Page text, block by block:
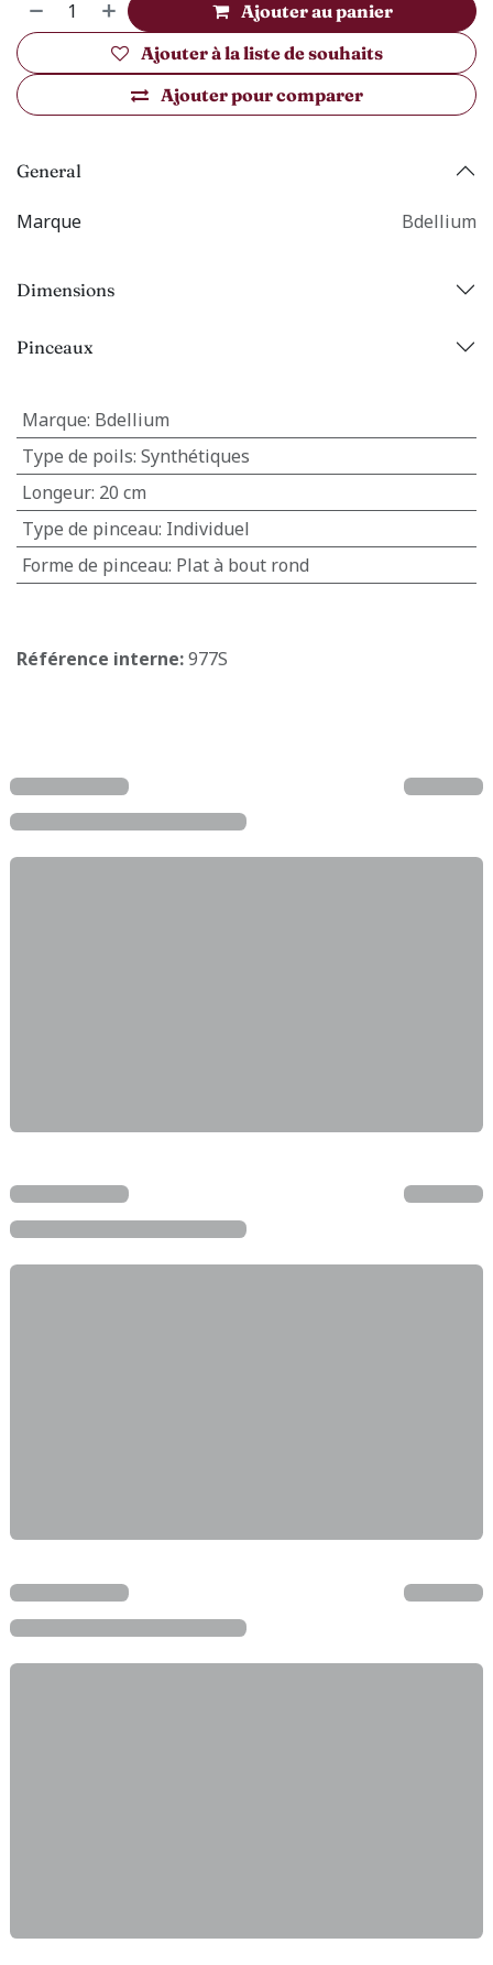
Ajouter au panier
Ajouter pour comparer
Ajouter à la liste de souhaits
General
Marque Bdellium
Dimensions
Pinceaux
Marque: Bdellium
Type de poils: Synthétiques
Longeur: 20 cm
Type de pinceau: Individuel
Forme de pinceau: Plat à bout rond
Référence interne:977S